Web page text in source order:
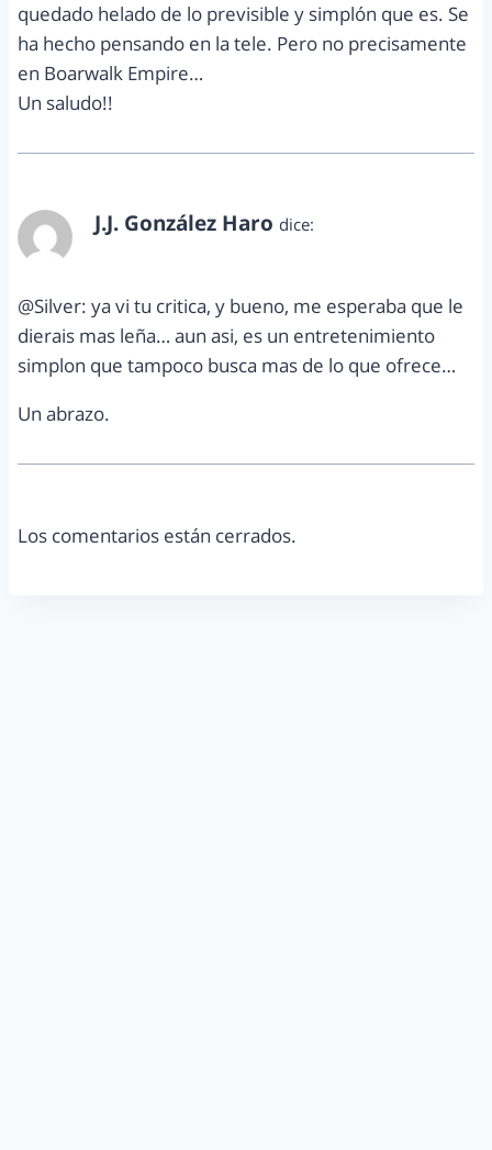
quedado helado de lo previsible y simplón que es. Se
ha hecho pensando en la tele. Pero no precisamente
en Boarwalk Empire…
Un saludo!!
J.J. González Haro dice:
@Silver: ya vi tu critica, y bueno, me esperaba que le
dierais mas leña… aun asi, es un entretenimiento
simplon que tampoco busca mas de lo que ofrece…
Un abrazo.
Los comentarios están cerrados.